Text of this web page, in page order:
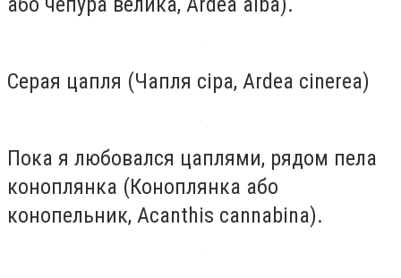
Серая цапля (Чапля сіра, Ardea cinerea)
Пока я любовался цаплями, рядом пела
коноплянка (Коноплянка або
конопельник, Acanthis cannabina).